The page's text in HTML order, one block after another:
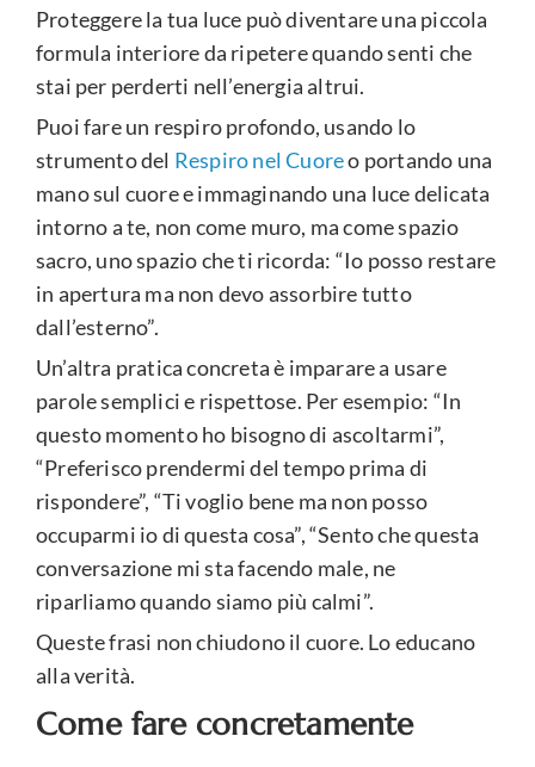
Proteggere la tua luce può diventare una piccola
formula interiore da ripetere quando senti che
stai per perderti nell’energia altrui.
Puoi fare un respiro profondo, usando lo
strumento del Respiro nel Cuoreo portando una
mano sul cuore e immaginando una luce delicata
intorno a te, non come muro, ma come spazio
sacro, uno spazio che ti ricorda: “Io posso restare
in apertura ma non devo assorbire tutto
dall’esterno”.
Un’altra pratica concreta è imparare a usare
parole semplici e rispettose. Per esempio: “In
questo momento ho bisogno di ascoltarmi”,
“Preferisco prendermi del tempo prima di
rispondere”, “Ti voglio bene ma non posso
occuparmi io di questa cosa”, “Sento che questa
conversazione mi sta facendo male, ne
riparliamo quando siamo più calmi”.
Queste frasi non chiudono il cuore. Lo educano
alla verità.
Come fare concretamente